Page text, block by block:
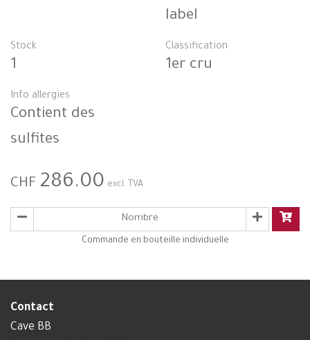
label
Stock
1
Classification
1er cru
Info allergies
Contient des
sulfites
CHF 286.00 excl. TVA
Commande en bouteille individuelle
Contact
Cave BB